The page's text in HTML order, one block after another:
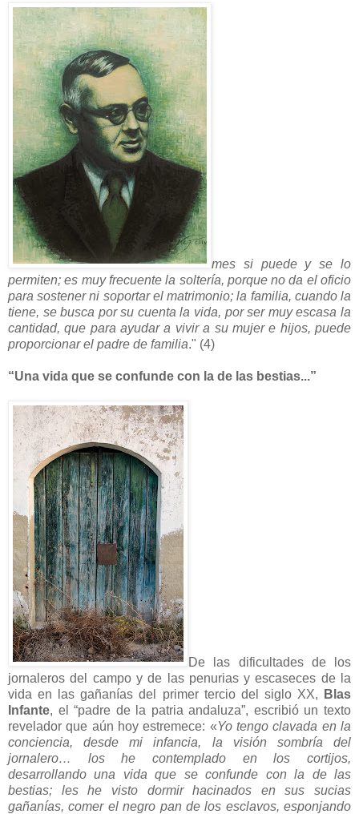
mes si puede y se lo
permiten; es muy frecuente la soltería, porque no da el oficio
para sostener ni soportar el matrimonio; la familia, cuando la
tiene, se busca por su cuenta la vida, por ser muy escasa la
cantidad, que para ayudar a vivir a su mujer e hijos, puede
proporcionar el padre de familia." (4)
“Una vida que se confunde con la de las bestias...”
De las dificultades de los
jornaleros del campo y de las penurias y escaseces de la
vida en las gañanías del primer tercio del siglo XX,
Blas
Infante, el “padre de la patria andaluza”, escribió un texto
revelador que aún hoy estremece: «Yo tengo clavada en la
conciencia, desde mi infancia, la visión sombría del
jornalero… los he contemplado en los cortijos,
desarrollando una vida que se confunde con la de las
bestias; les he visto dormir hacinados en sus sucias
gañanías, comer el negro pan de los esclavos, esponjando